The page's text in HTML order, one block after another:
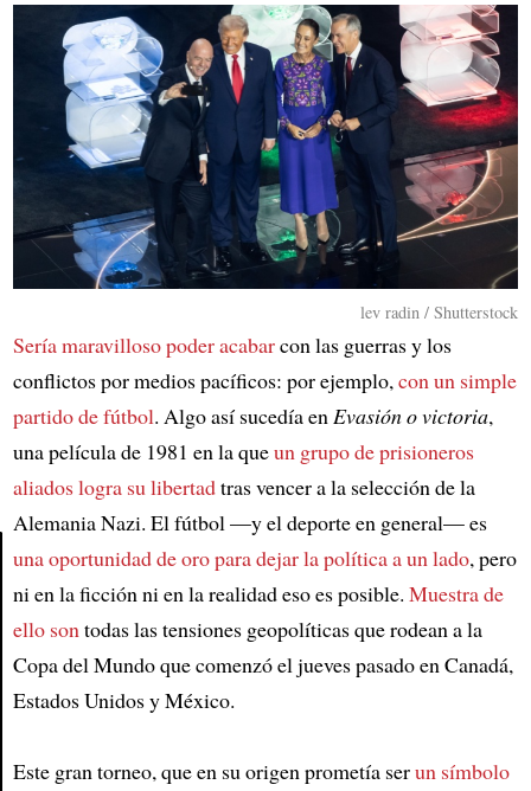
Article
lev radin / Shutterstock
Sería maravilloso poder acabarcon las guerras y los
conflictos por medios pacíficos: por ejemplo,con un simple
partido de fútbol. Algo así sucedía enEvasión o victoria,
una película de 1981 en la queun grupo de prisioneros
aliados logra su libertadtras vencer a la selección de la
Alemania Nazi. El fútbol —y el deporte en general— es
una oportunidad de oro para dejar la política a un lado, pero
ni en la ficción ni en la realidad eso es posible. Muestra de
ello sontodas las tensiones geopolíticas que rodean a la
Copa del Mundo que comenzó el jueves pasado en Canadá,
Estados Unidos y México.
Este gran torneo, que en su origen prometía serun símbolo